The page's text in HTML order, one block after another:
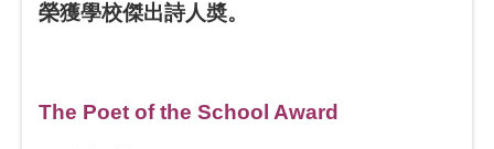
榮獲學校傑出詩人奬。
The Poet of the School Award